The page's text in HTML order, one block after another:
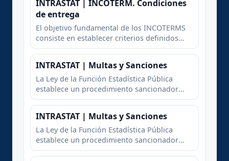
compradora y la parte vendedora en un
contrato de compraventa internacional.
INTRASTAT | INCOTERM. Condiciones
de entrega
El objetivo fundamental de los INCOTERMS
consiste en establecer criterios definidos
sobre la distribución de los gastos y la
compradora y la parte vendedora en un
contrato de compraventa internacional.
INTRASTAT | Multas y Sanciones
La Ley de la Función Estadística Pública
establece un procedimiento sancionador
para el caso en que el obligado estadístico
impone en materia de intercambios de
bienes entre Estados mi
INTRASTAT | Multas y Sanciones
La Ley de la Función Estadística Pública
establece un procedimiento sancionador
para el caso en que el obligado estadístico